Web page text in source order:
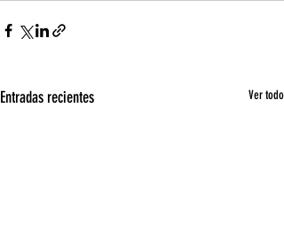
Entradas recientes Ver todo